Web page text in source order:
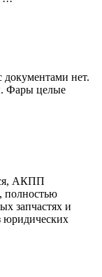
нет.
Фары целые
АКПП
полностью
запчастях и
юридических